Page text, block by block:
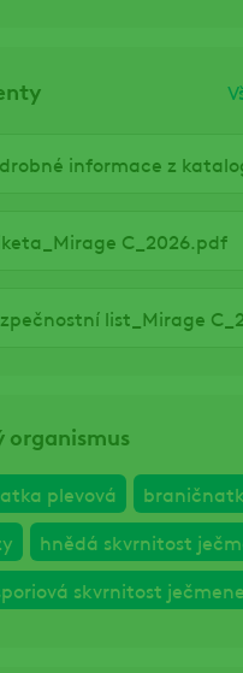
informace z
C_2026.pdf
list_Mirage
organismus
plevová
hnědá skvrnitost
skvrnitost ječmene